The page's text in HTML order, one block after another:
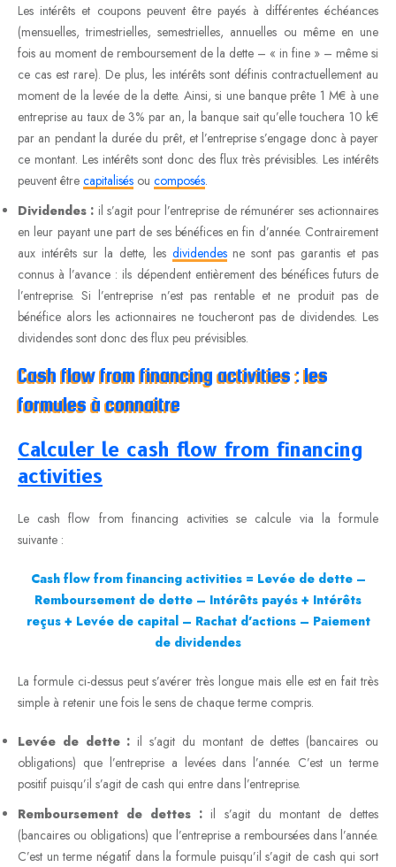
Les intérêts et coupons peuvent être payés à différentes échéances
(mensuelles, trimestrielles, semestrielles, annuelles ou même en une
fois au moment de remboursement de la dette – « in fine » – même si
ce cas est rare). De plus, les intérêts sont définis contractuellement au
moment de la levée de la dette. Ainsi, si une banque prête 1 M€ à une
entreprise au taux de 3% par an, la banque sait qu’elle touchera 10 k€
par an pendant la durée du prêt, et l’entreprise s’engage donc à payer
ce montant. Les intérêts sont donc des flux très prévisibles. Les intérêts
peuvent être capitalisés ou composés.
Dividendes : il s’agit pour l’entreprise de rémunérer ses actionnaires
en leur payant une part de ses bénéfices en fin d’année. Contrairement
aux intérêts sur la dette, les dividendesne sont pas garantis et pas
connus à l’avance : ils dépendent entièrement des bénéfices futurs de
l’entreprise. Si l’entreprise n’est pas rentable et ne produit pas de
bénéfice alors les actionnaires ne toucheront pas de dividendes. Les
dividendes sont donc des flux peu prévisibles.
Cash flow from financing activities : les
formules à connaitre
Calculer le cash flow from financing
activities
Le cash flow from financing activities se calcule via la formule
suivante :
Cash flow from financing activities = Levée de dette –
Remboursement de dette – Intérêts payés + Intérêts
reçus + Levée de capital – Rachat d’actions – Paiement
de dividendes
La formule ci-dessus peut s’avérer très longue mais elle est en fait très
simple à retenir une fois le sens de chaque terme compris.
Levée de dette : il s’agit du montant de dettes (bancaires ou
obligations) que l’entreprise a levées dans l’année. C’est un terme
positif puisqu’il s’agit de cash qui entre dans l’entreprise.
Remboursement de dettes : il s’agit du montant de dettes
(bancaires ou obligations) que l’entreprise a remboursées dans l’année.
C’est un terme négatif dans la formule puisqu’il s’agit de cash qui sort